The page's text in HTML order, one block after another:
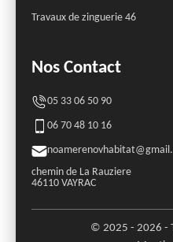
Travaux de zinguerie 46
Nos Contact
05 33 06 50 90
06 70 48 10 16
chemin de La Rauziere
46110 VAYRAC
© 2025 - 2026 -